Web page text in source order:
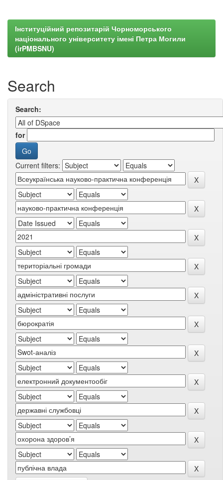
Інституційний репозитарій Чорноморського
національного університету імені Петра Могили
(irPMBSNU)
Search
Search:
for
Current filters: